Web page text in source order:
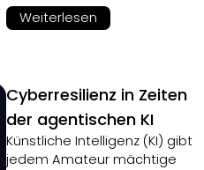
Weiterlesen
Cyberresilienz in Zeiten
der agentischen KI
Künstliche Intelligenz (KI) gibt
jedem Amateur mächtige